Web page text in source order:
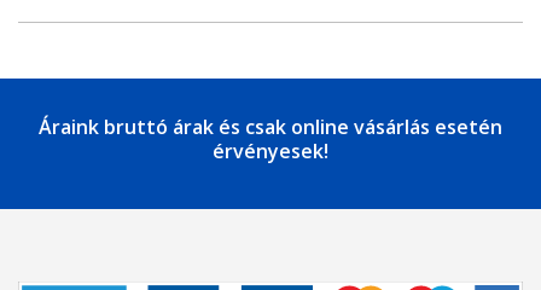
Áraink bruttó árak és csak online vásárlás esetén
érvényesek!